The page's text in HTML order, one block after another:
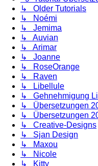
↳ Older Tutorials
↳ Noémi
↳ Jemima
↳ Auvian
↳ Arimar
↳ Joanne
↳ RoseOrange
↳ Raven
↳ Libellule
↳ Gehnehmigung
↳ Übersetzungen
↳ Übersetzungen
↳ Creative-Designs
↳ Sjan Design
↳ Maxou
↳ Nicole
↳ Kitty